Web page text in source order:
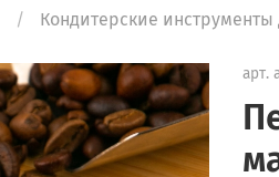
Кондитерские
арт.